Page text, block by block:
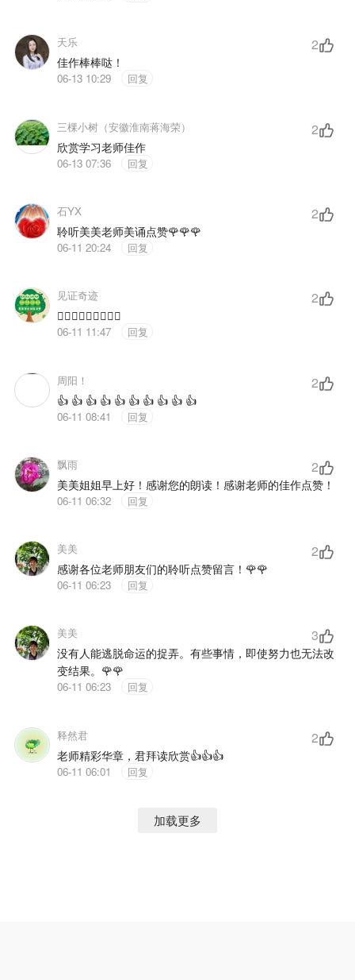
天乐 2
佳作棒棒哒！
06-13 10:29 回复
三棵小树（安徽淮南蒋海荣） 2
欣赏学习老师佳作
06-13 07:36 回复
石YX 2
聆听美美老师美诵点赞🌹🌹🌹
06-11 20:24 回复
见证奇迹 2
👍🏻👍🏻👍🏻🌹🌹🌹
06-11 11:47 回复
周阳！ 2
👍 👍 👍 👍 👍 👍 👍 👍 👍 👍
06-11 08:41 回复
飘雨 2
美美姐姐早上好！感谢您的朗读！感谢老师的佳作点赞！
06-11 06:32 回复
美美 2
感谢各位老师朋友们的聆听点赞留言！🌹🌹
06-11 06:23 回复
美美 3
没有人能逃脱命运的捉弄。有些事情，即使努力也无法改
变结果。🌹🌹
06-11 06:23 回复
释然君 2
老师精彩华章，君拜读欣赏👍👍👍
06-11 06:01 回复
加载更多